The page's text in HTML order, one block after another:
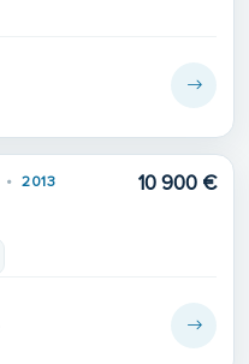
2013 10 900 €